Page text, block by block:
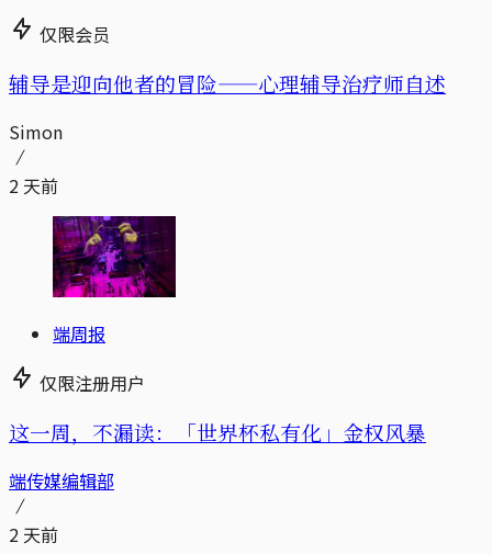
仅限会员
辅导是迎向他者的冒险——心理辅导治疗师自述
Simon
2 天前
端周报
仅限注册用户
这一周，不漏读：「世界杯私有化」金权风暴
端传媒编辑部
2 天前